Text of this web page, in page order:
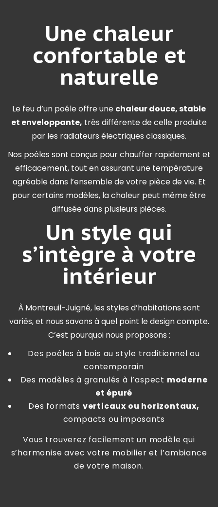
Une chaleur
confortable et
naturelle
Le feu d’un poêle offre une chaleur douce, stable
et enveloppante, très différente de celle produite
par les radiateurs électriques classiques.
Nos poêles sont conçus pour chauffer rapidement et
efficacement, tout en assurant une température
agréable dans l’ensemble de votre pièce de vie. Et
pour certains modèles, la chaleur peut même être
diffusée dans plusieurs pièces.
Un style qui
s’intègre à votre
intérieur
À Montreuil-Juigné, les styles d’habitations sont
variés, et nous savons à quel point le design compte.
C’est pourquoi nous proposons :
Des poêles à bois au style traditionnel ou
contemporain
Des modèles à granulés à l’aspect moderne
et épuré
Des formats verticaux ou horizontaux,
compacts ou imposants
Vous trouverez facilement un modèle qui
s’harmonise avec votre mobilier et l’ambiance
de votre maison.